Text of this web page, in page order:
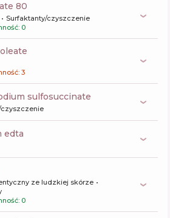
80
Surfaktanty/czyszczenie
0
3
sulfosuccinate
edta
ze ludzkiej skórze
0